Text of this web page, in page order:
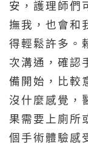
安，護理師們
撫我，也會和
得輕鬆許多。
次溝通，確認
備開始，比較
沒什麼感覺，
果需要上廁所
個手術體驗感